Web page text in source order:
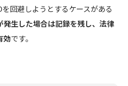
回避しようとするケースがある
発生した場合は記録を残し、法律
効です。